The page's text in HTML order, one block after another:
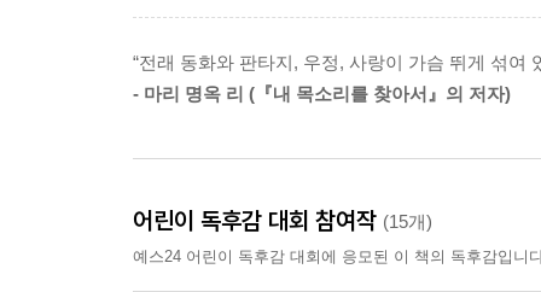
_본문 325~326쪽(저자의 말)
“전래 동화와 판타지, 우정, 사랑이 가슴 뛰게 섞여
- 마리 명옥 리 (『내 목소리를 찾아서』의 저자)
어린이 독후감 대회 참여작 (15개)
예스24 어린이 독후감 대회에 응모된 이 책의 독후감입니